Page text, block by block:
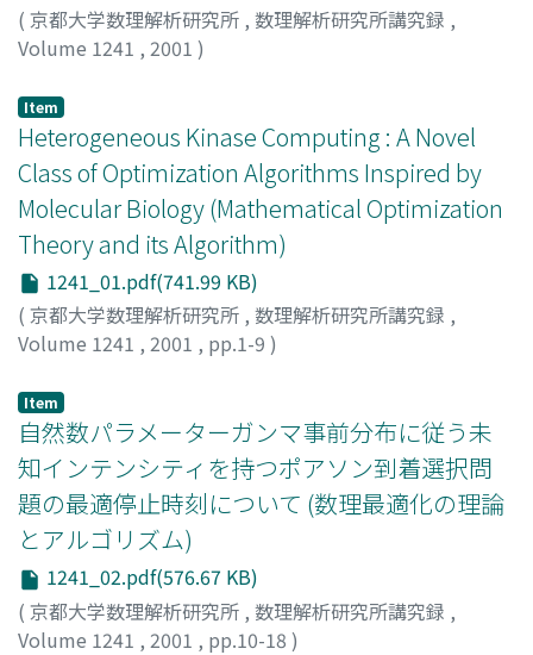
( 京都大学数理解析研究所 , 数理解析研究所講究録 ,
Volume 1241 , 2001 )
Item
Heterogeneous Kinase Computing : A Novel
Class of Optimization Algorithms Inspired by
Molecular Biology (Mathematical Optimization
Theory and its Algorithm)
1241_01.pdf(741.99 KB)
( 京都大学数理解析研究所 , 数理解析研究所講究録 ,
Volume 1241 , 2001 , pp.1-9 )
Item
自然数パラメーターガンマ事前分布に従う未
知インテンシティを持つポアソン到着選択問
題の最適停止時刻について (数理最適化の理論
とアルゴリズム)
1241_02.pdf(576.67 KB)
( 京都大学数理解析研究所 , 数理解析研究所講究録 ,
Volume 1241 , 2001 , pp.10-18 )